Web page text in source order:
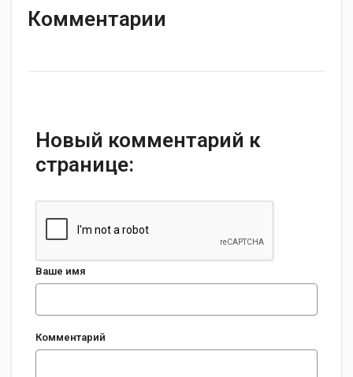
Комментарии
Новый комментарий к
странице:
Ваше имя
Комментарий